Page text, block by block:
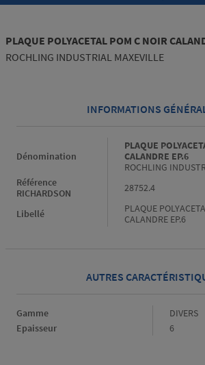
PLAQUE POLYACETAL POM C NOIR
ROCHLING INDUSTRIAL MAXEVILLE
INFORMATIONS
Dénomination
PLAQUE
CALANDRE EP.6
ROCHLING
Référence
RICHARDSON
28752.4
Libellé
PLAQUE
CALANDRE EP.6
AUTRES
Gamme Gamme
DIVERS
Epaisseur
Epaisseur
6